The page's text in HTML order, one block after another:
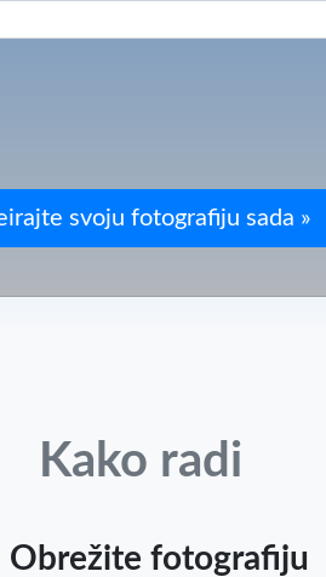
Kako radi
Obrežite fotografiju